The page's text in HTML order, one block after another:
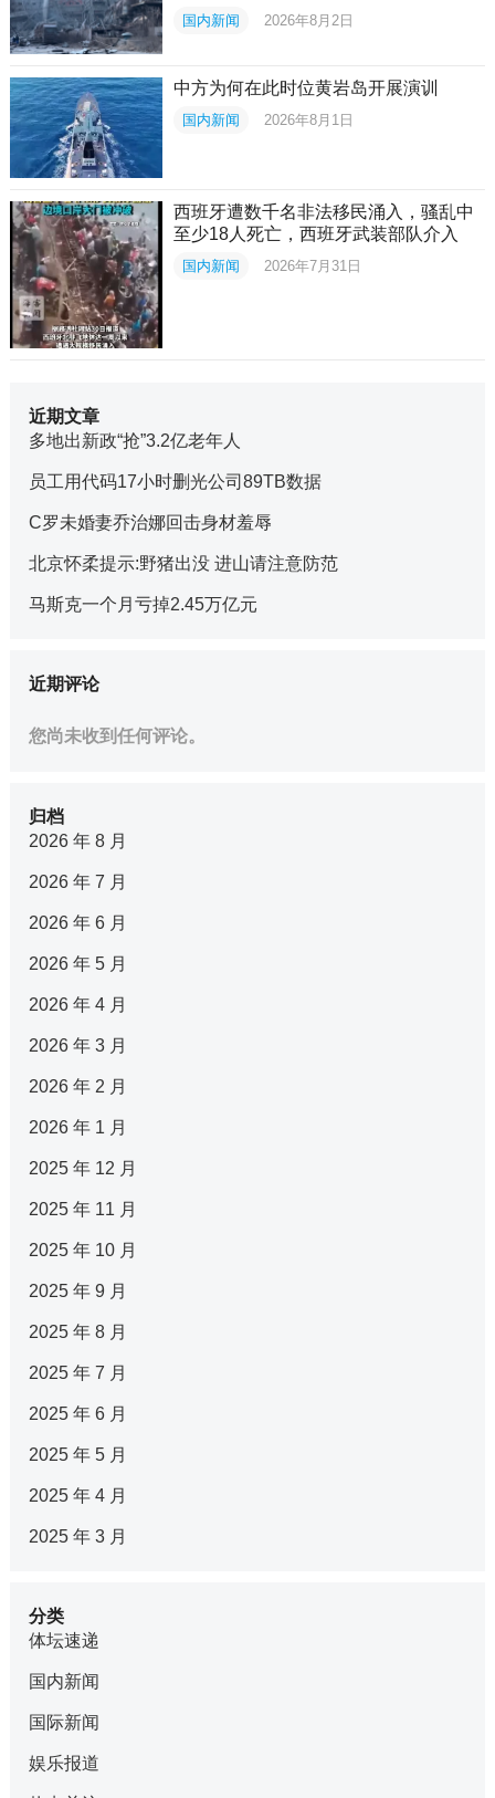
国内新闻 2026年8月2日
中方为何在此时位黄岩岛开展演训
国内新闻 2026年8月1日
西班牙遭数千名非法移民涌入，骚乱中
至少18人死亡，西班牙武装部队介入
国内新闻 2026年7月31日
近期文章
多地出新政“抢”3.2亿老年人
员工用代码17小时删光公司89TB数据
C罗未婚妻乔治娜回击身材羞辱
北京怀柔提示:野猪出没 进山请注意防范
马斯克一个月亏掉2.45万亿元
近期评论
您尚未收到任何评论。
归档
2026 年 8 月
2026 年 7 月
2026 年 6 月
2026 年 5 月
2026 年 4 月
2026 年 3 月
2026 年 2 月
2026 年 1 月
2025 年 12 月
2025 年 11 月
2025 年 10 月
2025 年 9 月
2025 年 8 月
2025 年 7 月
2025 年 6 月
2025 年 5 月
2025 年 4 月
2025 年 3 月
分类
体坛速递
国内新闻
国际新闻
娱乐报道